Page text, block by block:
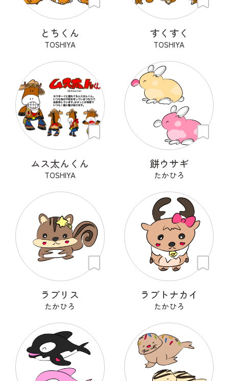
とちくん
TOSHIYA
すくすく
TOSHIYA
ムス太んくん
TOSHIYA
餅ウサギ
たかひろ
ラブリス
たかひろ
ラブトナカイ
たかひろ